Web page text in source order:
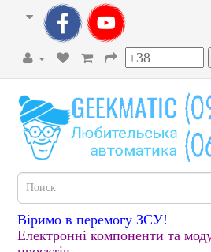
Віримо в перемогу ЗСУ!
Електронні компоненти та